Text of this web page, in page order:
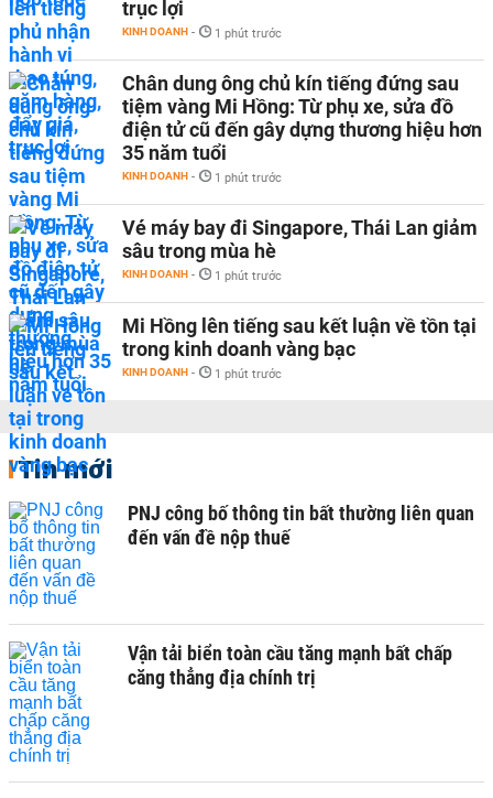
trục lợi
KINH DOANH - 1 phút trước
Chân dung ông chủ kín tiếng đứng sau
tiệm vàng Mi Hồng: Từ phụ xe, sửa đồ
điện tử cũ đến gây dựng thương hiệu hơn
35 năm tuổi
KINH DOANH - 1 phút trước
Vé máy bay đi Singapore, Thái Lan giảm
sâu trong mùa hè
KINH DOANH - 1 phút trước
Mi Hồng lên tiếng sau kết luận về tồn tại
trong kinh doanh vàng bạc
KINH DOANH - 1 phút trước
Tin mới
PNJ công bố thông tin bất thường liên quan
đến vấn đề nộp thuế
Vận tải biển toàn cầu tăng mạnh bất chấp
căng thẳng địa chính trị